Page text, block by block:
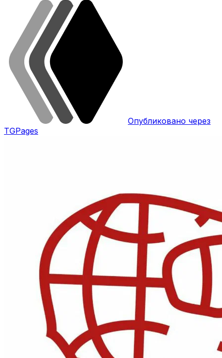
Опубликовано через
TGPages